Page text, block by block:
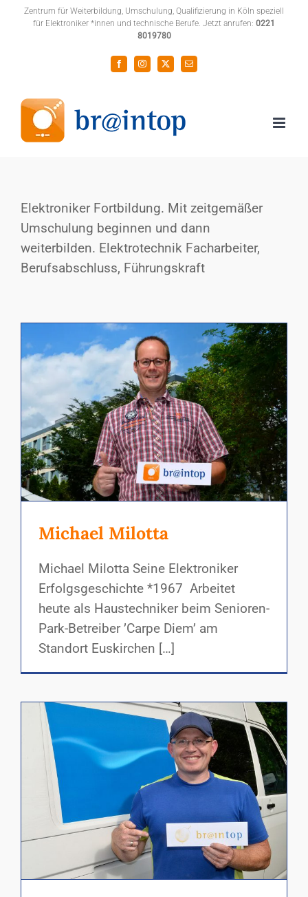
ZumZentrum für Weiterbildung, Umschulung, Qualifizierung in Köln speziell
für Elektroniker *innen und technische Berufe. Jetzt anrufen: 0221
8019780
FacebookInstagram
X
E-
Mail
Elektroniker Fortbildung. Mit zeitgemäßer
Umschulung beginnen und dann
weiterbilden. Elektrotechnik Facharbeiter,
Berufsabschluss, Führungskraft
Michael Milotta
Michael Milotta Seine Elektroniker
Erfolgsgeschichte *1967 Arbeitet
heute als Haustechniker beim Senioren-
Park-Betreiber ’Carpe Diem’ am
Standort Euskirchen […]